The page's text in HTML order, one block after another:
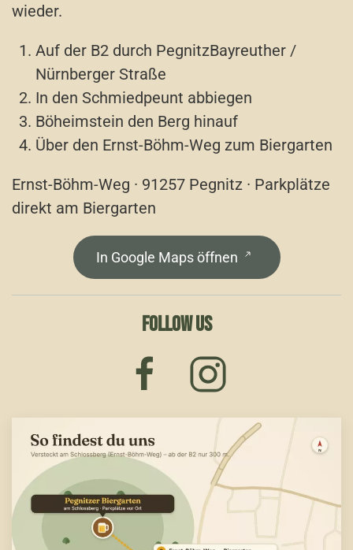
wieder.
Auf der B2 durch PegnitzBayreuther /
Nürnberger Straße
In den Schmiedpeunt abbiegen
Böheimstein den Berg hinauf
Über den Ernst-Böhm-Weg zum Biergarten
Ernst-Böhm-Weg · 91257 Pegnitz · Parkplätze
direkt am Biergarten
In Google Maps öffnen
FOLLOW US